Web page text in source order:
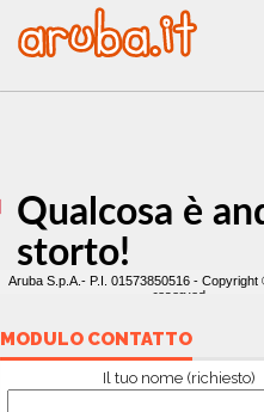
MODULO CONTATTO
Il tuo nome (richiesto)